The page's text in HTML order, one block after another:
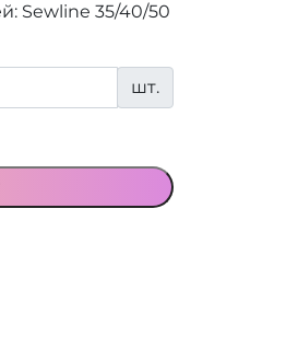
Sewline 35/40/50
шт.